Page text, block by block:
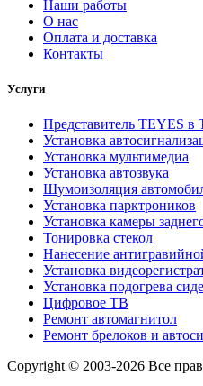
Наши работы
О нас
Оплата и доставка
Контакты
Услуги
Представитель TEYES в
Установка
Установка мультимедиа
Установка автозвука
Шумоизоляция
Установка парктроников
Установка камеры
Тонировка стекол
Нанесение
Установка
Установка подогрева
Цифровое ТВ
Ремонт автомагнитол
Ремонт брелоков и
Copyright © 2003-2026 Все